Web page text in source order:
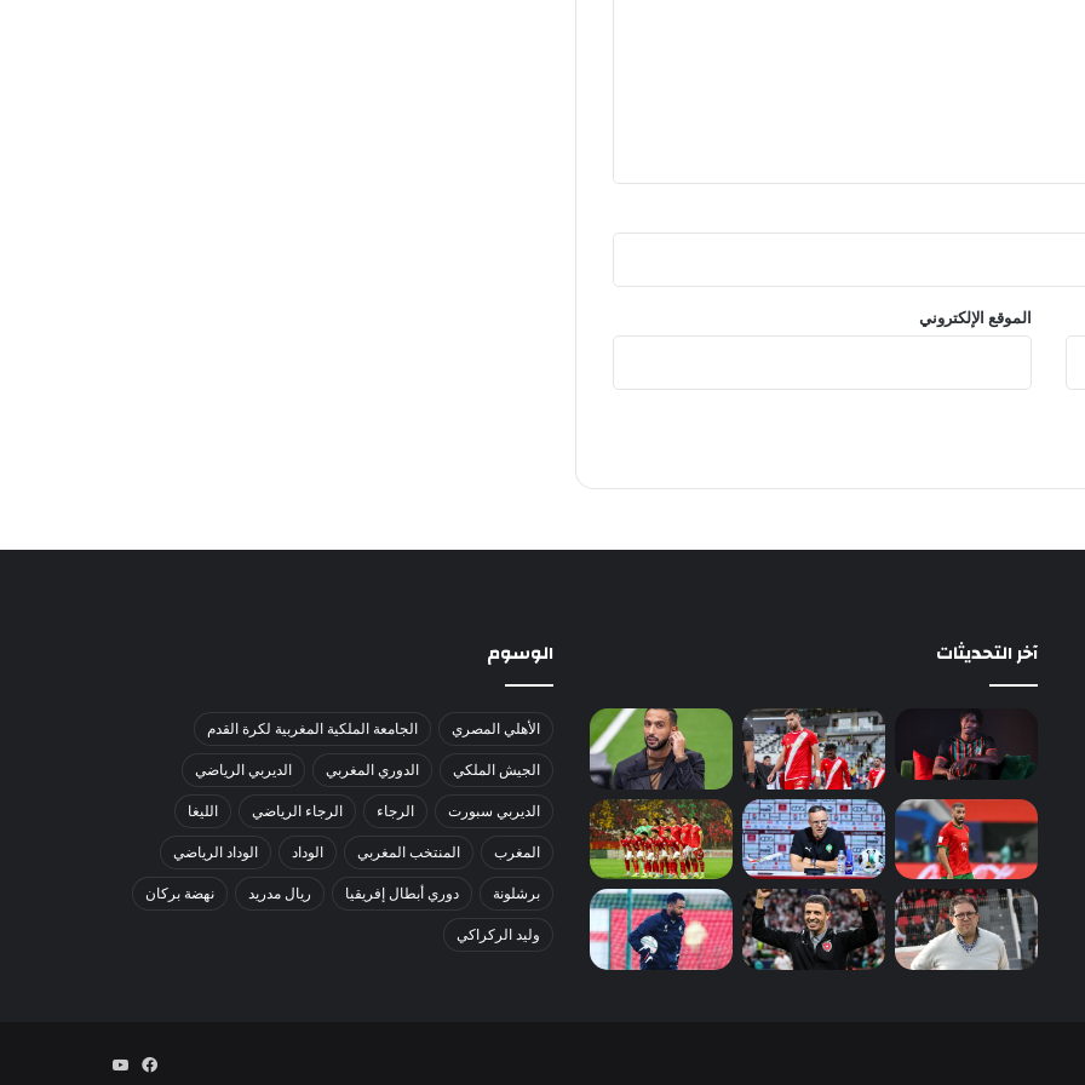
الموقع الإلكتروني
آخر التحديثات الوسوم
الأهلي المصري الجامعة الملكية المغربية لكرة القدم
الجيش الملكي الدوري المغربي الديربي الرياضي
الديربي سبورت الرجاء الرجاء الرياضي الليغا
المغرب المنتخب المغربي الوداد الوداد الرياضي
برشلونة دوري أبطال إفريقيا ريال مدريد نهضة بركان
وليد الركراكي
فيسبوك